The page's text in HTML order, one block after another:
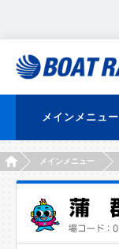
メインメニュー
HOMEメインメニュー